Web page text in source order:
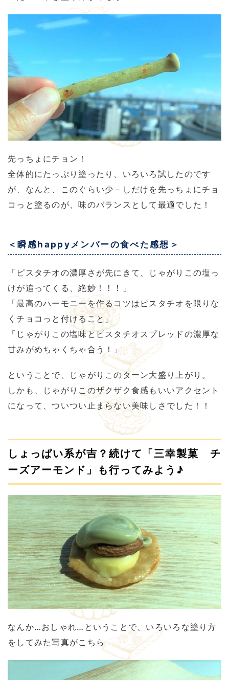
先っちょにチョン！
全体的にたっぷり塗ったり、いろいろ試したのです
が、なんと、このぐらい少－しだけを先っちょにチョ
コっと塗るのが、味のバランスとして最適でした！
＜瞬感happyメンバーの食べた感想＞
「ピスタチオの濃厚さが先にきて、じゃがりこの塩っ
けが追ってくる、絶妙！！！」
「最高のハーモニーを作るコツはピスタチオを限りな
くチョコっと付けること」
「じゃがりこの塩味とピスタチオスプレッドの濃厚な
甘みがめちゃくちゃ合う！」
ということで、じゃがりこのターン大盛り上がり。
しかも、じゃがりこのザクザク食感もいいアクセント
になって、ついつい止まらない美味しさでした！！
しょっぱい系が吉？続けて「三幸製菓 チ
ーズアーモンド」も行ってみよう♪
なんか…おしゃれ…ということで、いろいろな塗り方
をしてみた写真がこちら